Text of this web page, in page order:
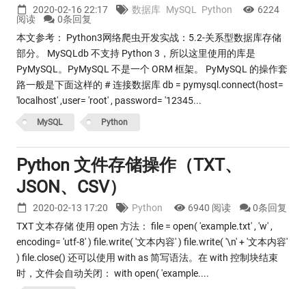
2020-02-16 22:17 数据库 MySQL Python
6224
阅读
0条回复
本文参考： Python3网络爬虫开发实战：5.2-关系型数据库存储
部分。 MySQLdb 不支持 Python 3，所以这里使用的库是
PyMySQL。PyMySQL 不是一个 ORM 框架。 PyMySQL 的操作套
路一般是下面这样的 # 连接数据库 db = pymysql.connect(host=
'localhost' ,user= 'root' , password= '12345...
MySQL Python
Python 文件存储操作（TXT、
JSON、CSV）
2020-02-13 17:20 Python 6940 阅读
0条回复
TXT 文本存储 使用 open 方法： file = open( 'example.txt' , 'w' ,
encoding= 'utf-8' ) file.write( '文本内容' ) file.write( '\n' + '文本内容'
) file.close() 还可以使用 with as 简写语法。在 with 控制块结束
时，文件会自动关闭： with open( 'example....